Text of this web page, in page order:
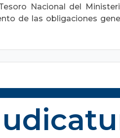
Nacional del
de las obligaciones